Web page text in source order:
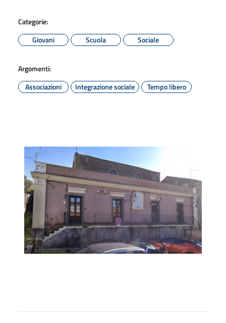
Categorie:
Giovani
Scuola Sociale
Argomenti:
Associazioni
Integrazione sociale Tempo libero